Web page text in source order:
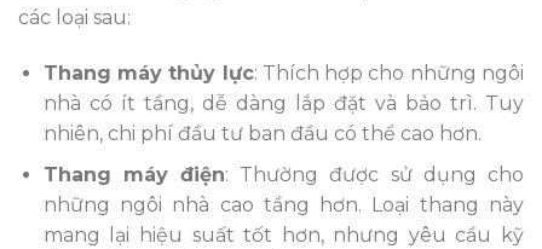
các loại sau:
Thang máy thủy lực: Thích hợp cho những ngôi
nhà có ít tầng, dễ dàng lắp đặt và bảo trì. Tuy
nhiên, chi phí đầu tư ban đầu có thể cao hơn.
Thang máy điện: Thường được sử dụng cho
những ngôi nhà cao tầng hơn. Loại thang này
mang lại hiệu suất tốt hơn, nhưng yêu cầu kỹ